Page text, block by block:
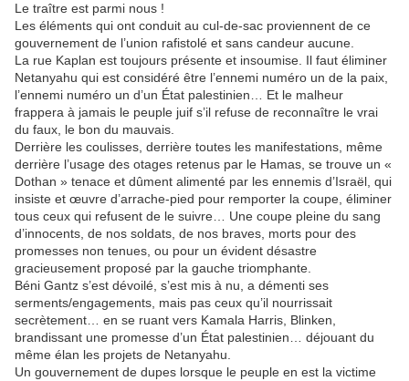
Le traître est parmi nous !
Les éléments qui ont conduit au cul-de-sac proviennent de ce
gouvernement de l’union rafistolé et sans candeur aucune.
La rue Kaplan est toujours présente et insoumise. Il faut éliminer
Netanyahu qui est considéré être l’ennemi numéro un de la paix,
l’ennemi numéro un d’un État palestinien… Et le malheur
frappera à jamais le peuple juif s’il refuse de reconnaître le vrai
du faux, le bon du mauvais.
Derrière les coulisses, derrière toutes les manifestations, même
derrière l’usage des otages retenus par le Hamas, se trouve un «
Dothan » tenace et dûment alimenté par les ennemis d’Israël, qui
insiste et œuvre d’arrache-pied pour remporter la coupe, éliminer
tous ceux qui refusent de le suivre… Une coupe pleine du sang
d’innocents, de nos soldats, de nos braves, morts pour des
promesses non tenues, ou pour un évident désastre
gracieusement proposé par la gauche triomphante.
Béni Gantz s’est dévoilé, s’est mis à nu, a démenti ses
serments/engagements, mais pas ceux qu’il nourrissait
secrètement… en se ruant vers Kamala Harris, Blinken,
brandissant une promesse d’un État palestinien… déjouant du
même élan les projets de Netanyahu.
Un gouvernement de dupes lorsque le peuple en est la victime